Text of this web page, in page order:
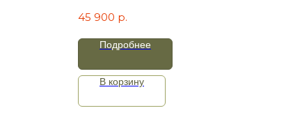
45 900 р.
Подробнее
В корзину